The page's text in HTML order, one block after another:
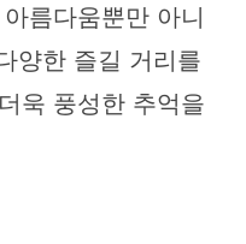
름다움뿐만 아니
양한 즐길 거리를
욱 풍성한 추억을